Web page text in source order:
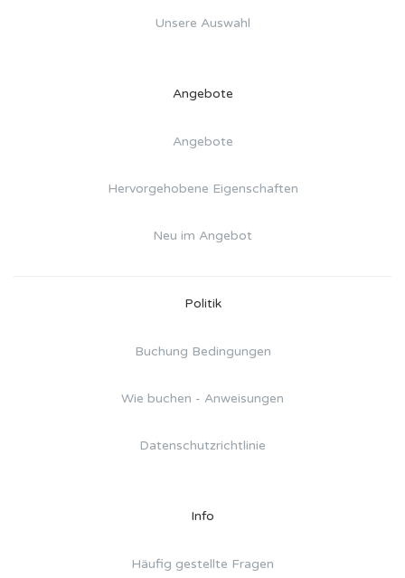
Unsere Auswahl
Angebote
Angebote
Hervorgehobene Eigenschaften
Neu im Angebot
Politik
Buchung Bedingungen
Wie buchen - Anweisungen
Datenschutzrichtlinie
Info
Häufig gestellte Fragen